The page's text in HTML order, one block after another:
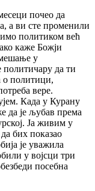
почео да
а ви сте променили
политиком већ
каже Божји
у
политичару да ти
о политици,
вере.
Када у Курану
да је љубав према
Ја живим у
бих показао
је уважила
у војсци три
посебна